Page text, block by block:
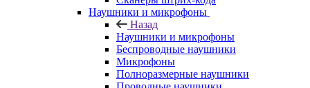
Наушники и микрофоны
Назад
Наушники и микрофоны
Беспроводные наушники
Микрофоны
Полноразмерные наушники